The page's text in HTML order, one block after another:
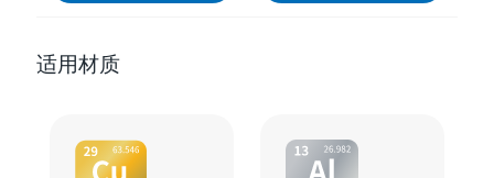
适用材质